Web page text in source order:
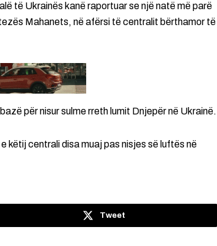
të Ukrainës kanë raportuar se një natë më parë
Mahanets, në afërsi të centralit bërthamor të
për nisur sulme rreth lumit Dnjepër në Ukrainë.
këtij centrali disa muaj pas nisjes së luftës në
Tweet